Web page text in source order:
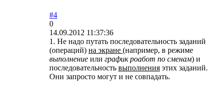
#4
0
14.09.2012 11:37:36
1. Не надо путать последовательность заданий
(операций) на экране (например, в режиме
выполнение или график роабот по сменам) и
последовательность выполнения этих заданий.
Они запросто могут и не совпадать.